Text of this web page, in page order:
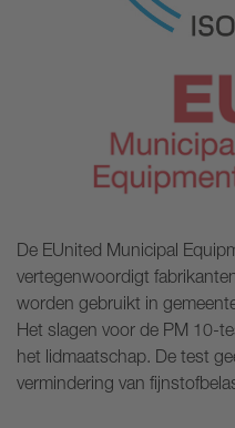
De EUnited Municipal
vertegenwoordigt
worden gebruikt in
Het slagen voor de PM 10-
het lidmaatschap. De test
vermindering van